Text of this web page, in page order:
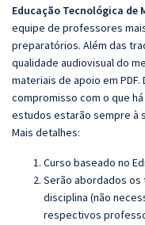
Educação Tecnológica de
equipe de professores
preparatórios. Além das
qualidade audiovisual do
materiais de apoio em
compromisso com o que
estudos estarão sempre à
Mais detalhes:
Curso baseado no
Serão abordados
disciplina (não
respectivos